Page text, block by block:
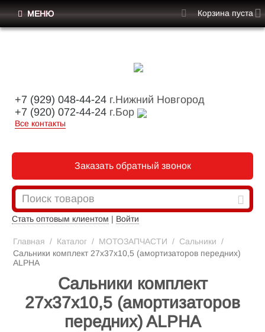
+7 (929) 048-44-24 г.Нижний Новгород
+7 (920) 072-44-24 г.Бор
Все контакты
Заказать обратный звонок
Стать оптовым клиентом | Войти
МЕНЮ Корзина пуста
Главная / Каталог / МОТОЗАПЧАСТИ / Сальники /
Сальники комплект 27x37x10,5 (амортизаторов передних)
ALPHA
Сальники комплект
27x37x10,5 (амортизаторов
передних) ALPHA